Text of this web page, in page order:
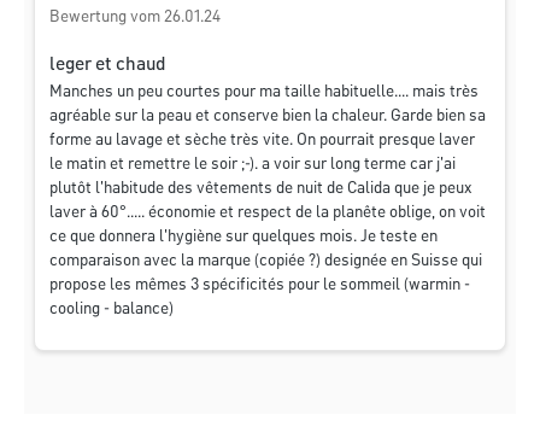
Bewertung vom 26.01.24
leger et chaud
Manches un peu courtes pour ma taille habituelle.... mais très
agréable sur la peau et conserve bien la chaleur. Garde bien sa
forme au lavage et sèche très vite. On pourrait presque laver
le matin et remettre le soir ;-). a voir sur long terme car j'ai
plutôt l'habitude des vêtements de nuit de Calida que je peux
laver à 60°..... économie et respect de la planête oblige, on voit
ce que donnera l'hygiène sur quelques mois. Je teste en
comparaison avec la marque (copiée ?) designée en Suisse qui
propose les mêmes 3 spécificités pour le sommeil (warmin -
cooling - balance)